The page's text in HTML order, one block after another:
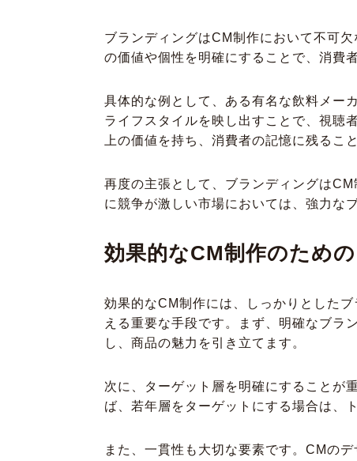
ブランディングはCM制作において不可
の価値や個性を明確にすることで、消費
具体的な例として、ある有名な飲料メー
ライフスタイルを映し出すことで、視聴
上の価値を持ち、消費者の記憶に残るこ
再度の主張として、ブランディングは
に競争が激しい市場においては、強力な
効果的なCM制作のため
効果的なCM制作には、しっかりとした
える重要な手段です。まず、明確なブラ
し、商品の魅力を引き立てます。
次に、ターゲット層を明確にすることが
ば、若年層をターゲットにする場合は、
また、一貫性も大切な要素です。CMの